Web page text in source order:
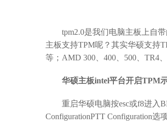
tpm2.0是我们电脑主板上自带
主板支持TPM呢？其实华硕支持
等；AMD 300、400、500、TR4
华硕主板intel平台开启TPM示
重启华硕电脑按esc或f8进入
ConfigurationPTT Configuration选